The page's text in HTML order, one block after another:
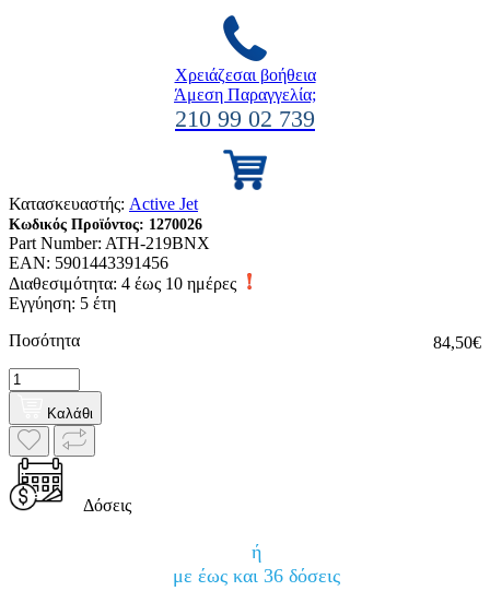
Χρειάζεσαι βοήθεια
Άμεση Παραγγελία;
210 99 02 739
Κατασκευαστής: Active Jet
Κωδικός Προϊόντος: 1270026
Part Number: ATH-219BNX
EAN: 5901443391456
Διαθεσιμότητα: 4 έως 10 ημέρες
Εγγύηση: 5 έτη
84,50€
Ποσότητα
Καλάθι
Δόσεις
ή
με έως και 36 δόσεις